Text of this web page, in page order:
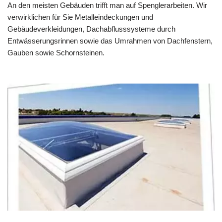
An den meisten Gebäuden trifft man auf Spenglerarbeiten. Wir
verwirklichen für Sie Metalleindeckungen und
Gebäudeverkleidungen, Dachabflusssysteme durch
Entwässerungsrinnen sowie das Umrahmen von Dachfenstern,
Gauben sowie Schornsteinen.